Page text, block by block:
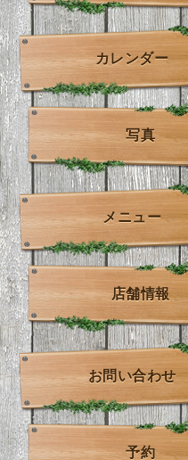
カレンダー
写真
メニュー
店舗情報
お問い合わせ
予約